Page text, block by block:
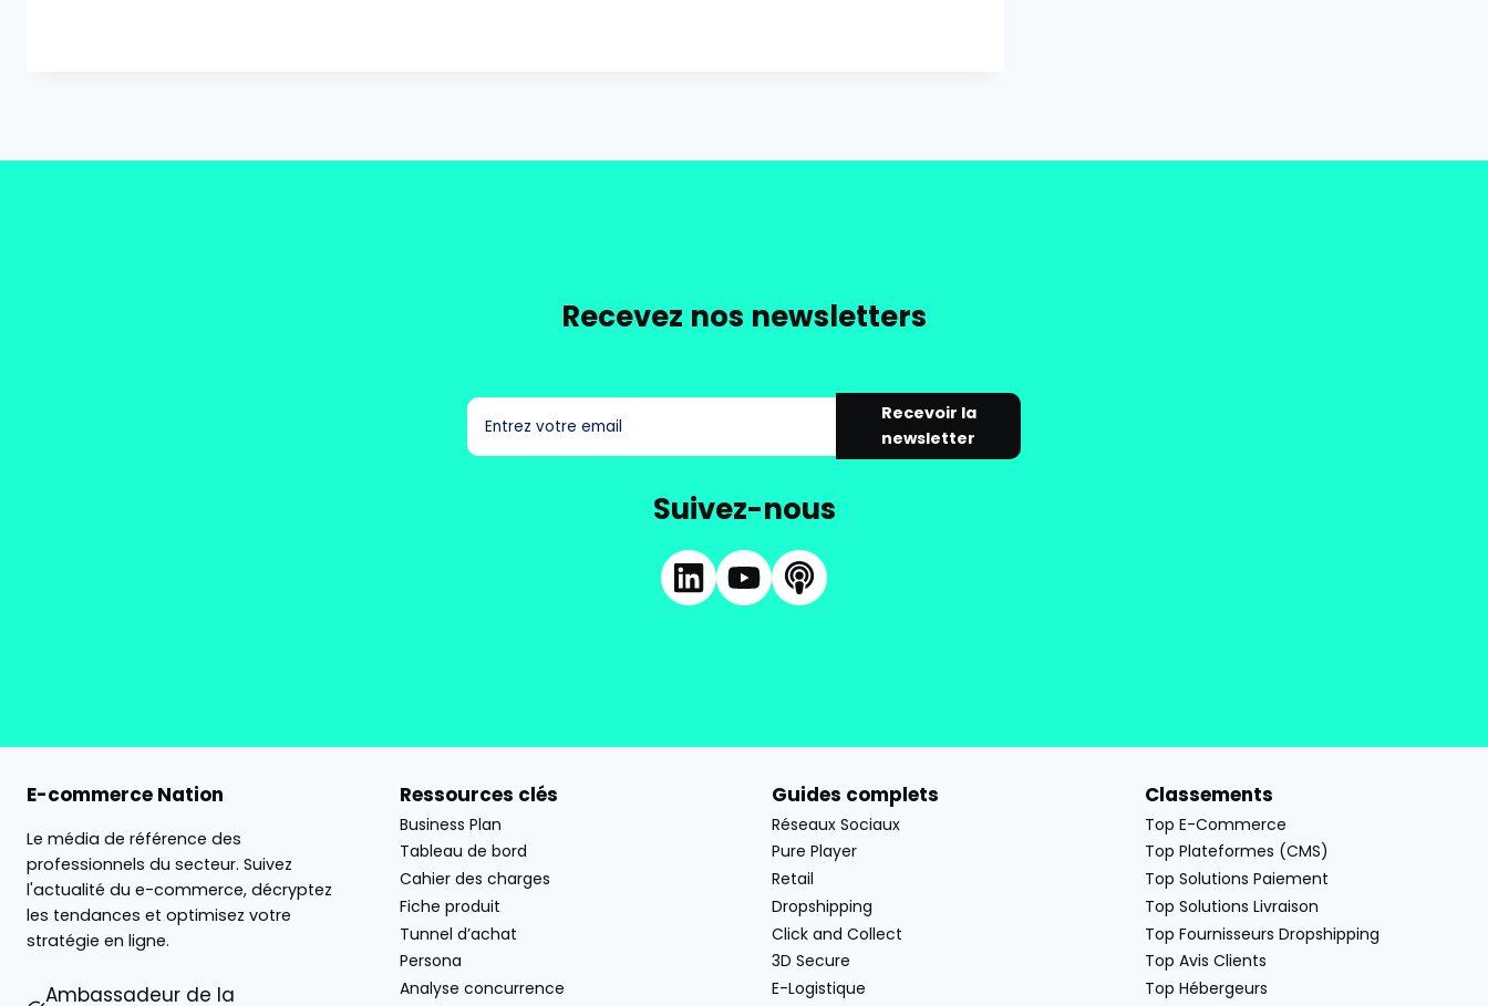
Recevez nos newsletters
Recevoir la
newsletter
Suivez-nous
E-commerce Nation
Le média de référence des
professionnels du secteur. Suivez
l'actualité du e-commerce, décryptez
les tendances et optimisez votre
stratégie en ligne.
Ambassadeur de la
Ressources clés
Business Plan
Tableau de bord
Cahier des charges
Fiche produit
Tunnel d’achat
Persona
Analyse concurrence
Guides complets
Réseaux Sociaux
Pure Player
Retail
Dropshipping
Click and Collect
3D Secure
E-Logistique
Classements
Top E-Commerce
Top Plateformes (CMS)
Top Solutions Paiement
Top Solutions Livraison
Top Fournisseurs Dropshipping
Top Avis Clients
Top Hébergeurs